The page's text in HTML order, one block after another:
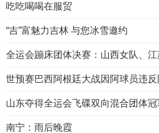
吃吃喝喝在服贸
“吉”富魅力吉林 与您冰雪邀约
全运会蹦床团体决赛：山西女队、
世预赛巴西阿根廷大战因阿球员违
山东夺得全运会飞碟双向混合团体冠
南宁：雨后晚霞